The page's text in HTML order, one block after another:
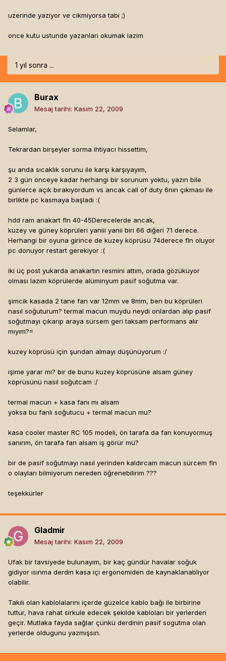
uzerinde yaziyor ve cikmiyorsa tabi ;)
once kutu ustunde yazanlari okumak lazim
1 yıl sonra ...
Burax
Mesaj tarihi: Kasım 22, 2009
Selamlar,
Tekrardan birşeyler sorma ihtiyacı hissettim,
şu anda sıcaklık sorunu ile karşı karşıyayım,
2 3 gün önceye kadar herhangi bir sorunum yoktu, yazın bile
günlerce açık bırakıyordum vs ancak call of duty 6nın çıkması ile
birlikte pc kasmaya başladı :(
hdd ram anakart fln 40-45Derecelerde ancak,
kuzey ve güney köprüleri yaniii yanii biri 66 diğeri 71 derece.
Herhangi bir oyuna girince de kuzey köprüsü 74derece fln oluyor
pc donuyor restart gerekiyor :(
iki üç post yukarda anakartın resmini attım, orada gözüküyor
olması lazım köprülerde alüminyum pasif soğutma var.
şimcik kasada 2 tane fan var 12mm ve 8mm, ben bu köprüleri
nasıl soğuturum? termal macun muydu neydi onlardan alıp pasif
soğutmayı çıkarıp araya sürsem geri taksam performans alır
mıyım?=
kuzey köprüsü için şundan almayı düşünüyorum :/
işime yarar mı? bir de bunu kuzey köprüsüne alsam güney
köprüsünü nasıl soğutcam :/
termal macun + kasa fanı mı alsam
yoksa bu fanlı soğutucu + termal macun mu?
kasa cooler master RC 105 modeli, ön tarafa da fan konuyormuş
sanırım, ön tarafa fan alsam iş görür mü?
bir de pasif soğutmayı nasıl yerinden kaldırcam macun sürcem fln
o olayları bilmiyorum nereden öğrenebilirim ???
teşekkürler
Gladmir
Mesaj tarihi: Kasım 22, 2009
Ufak bir tavsiyede bulunayım, bir kaç gündür havalar soğuk
gidiyor ısınma derdin kasa içi ergonomiden de kaynaklanabliyor
olabilir.
Takılı olan kablolalarını içerde güzelce kablo bağı ile birbirine
tuttur, hava rahat sirkule edecek şekilde kabloları bir yerlerden
geçir. Mutlaka fayda sağlar çünkü derdinin pasif sogutma olan
yerlerde oldugunu yazmışsın.